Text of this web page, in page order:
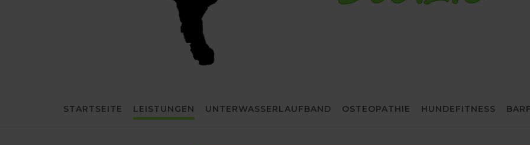
STARTSEITE LEISTUNGEN UNTERWASSERLAUFBAND OSTEOPATHIE HUNDEFITNESS